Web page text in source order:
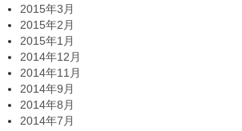
2015年3月
2015年2月
2015年1月
2014年12月
2014年11月
2014年9月
2014年8月
2014年7月